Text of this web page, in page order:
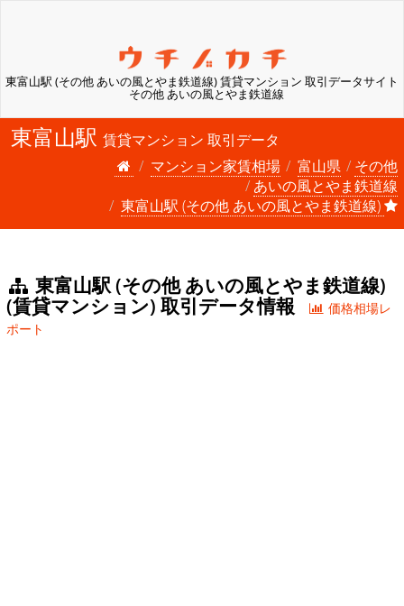
東富山駅 (その他 あいの風とやま鉄道線) 賃貸マンション 取引データサイト
その他 あいの風とやま鉄道線
東富山駅 賃貸マンション 取引データ
マンション家賃相場
富山県
その他
あいの風とやま鉄道線
東富山駅 (その他 あいの風とやま鉄道線)
東富山駅 (その他 あいの風とやま鉄道線)
(賃貸マンション) 取引データ情報
価格相場レ
ポート